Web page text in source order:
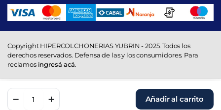
Añadir al carrito
Copyright HIPERCOLCHONERIAS YUBRIN - 2025. Todos los
derechos reservados. Defensa de las y los consumidores. Para
reclamos ingresá acá.
Tienda Cuenta Categorías